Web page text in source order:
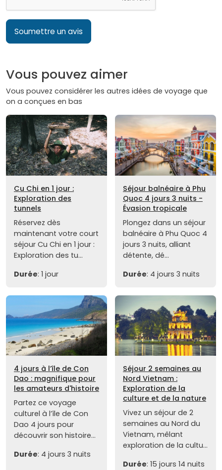
Soumettre un avis
Vous pouvez aimer
Vous pouvez considérer les autres idées de voyage que
on a conçues en bas
Cu Chi en 1 jour :
Exploration des
tunnels
Réservez dès
maintenant votre court
séjour Cu Chi en 1 jour :
Exploration des tu...
Durée: 1 jour
Séjour balnéaire à Phu
Quoc 4 jours 3 nuits -
Évasion tropicale
Plongez dans un séjour
balnéaire à Phu Quoc 4
jours 3 nuits, alliant
détente, dé...
Durée: 4 jours 3 nuits
4 jours à l’île de Con
Dao : magnifique pour
les amateurs d'histoire
Partez ce voyage
culturel à l’île de Con
Dao 4 jours pour
découvrir son histoire...
Durée: 4 jours 3 nuits
Séjour 2 semaines au
Nord Vietnam :
Exploration de la
culture et de la nature
Vivez un séjour de 2
semaines au Nord du
Vietnam, mêlant
exploration de la cultu...
Durée: 15 jours 14 nuits